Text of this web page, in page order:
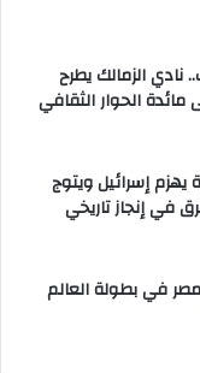
نادي الزمالك يطرح
الحوار الثقافي
يهزم إسرائيل ويتوج
في إنجاز تاريخي
في بطولة العالم